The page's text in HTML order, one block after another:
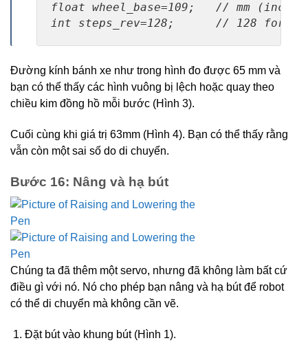
float wheel_base=109;   // mm
int steps_rev=128;      // 128 for 16x
Đường kính bánh xe như trong hình đo được 65 mm và
bạn có thể thấy các hình vuông bị lệch hoặc quay theo
chiều kim đồng hồ mỗi bước (Hình 3).
Cuối cùng khi giá trị 63mm (Hình 4). Bạn có thể thấy rằng
vẫn còn một sai số do di chuyển.
Bước 16: Nâng và hạ bút
Chúng ta đã thêm một servo, nhưng đã không làm bất cứ
điều gì với nó. Nó cho phép bạn nâng và hạ bút để robot
có thể di chuyển mà không cần vẽ.
Đặt bút vào khung bút (Hình 1).